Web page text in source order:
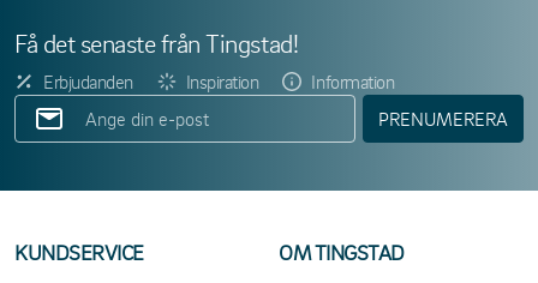
Få det senaste från Tingstad!
Erbjudanden Inspiration
Information
PRENUMERERA
KUNDSERVICE
OM TINGSTAD